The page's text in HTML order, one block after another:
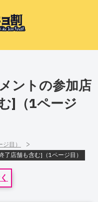
ントの参加店
]（1ページ
目） >
店舗も含む]（1ページ目）